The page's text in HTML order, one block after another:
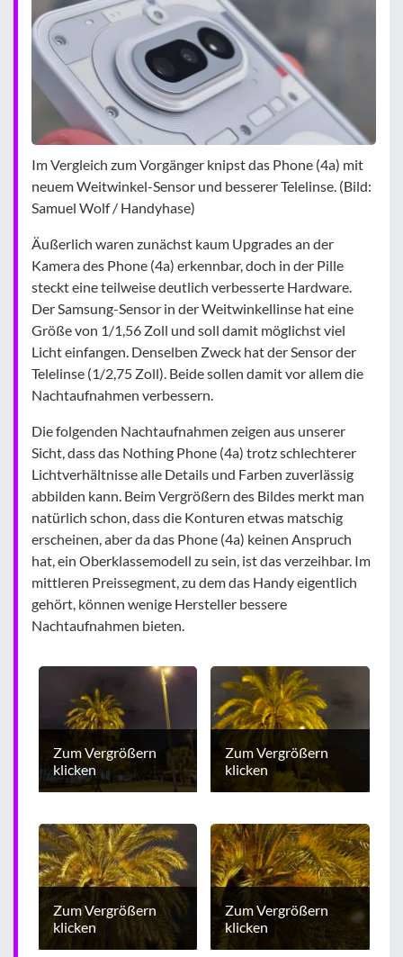
Im Vergleich zum Vorgänger knipst das Phone (4a) mit
neuem Weitwinkel-Sensor und besserer Telelinse. (Bild:
Samuel Wolf / Handyhase)
Äußerlich waren zunächst kaum Upgrades an der
Kamera des Phone (4a) erkennbar, doch in der Pille
steckt eine teilweise deutlich verbesserte Hardware.
Der Samsung-Sensor in der Weitwinkellinse hat eine
Größe von 1/1,56 Zoll und soll damit möglichst viel
Licht einfangen. Denselben Zweck hat der Sensor der
Telelinse (1/2,75 Zoll). Beide sollen damit vor allem die
Nachtaufnahmen verbessern.
Die folgenden Nachtaufnahmen zeigen aus unserer
Sicht, dass das Nothing Phone (4a) trotz schlechterer
Lichtverhältnisse alle Details und Farben zuverlässig
abbilden kann. Beim Vergrößern des Bildes merkt man
natürlich schon, dass die Konturen etwas matschig
erscheinen, aber da das Phone (4a) keinen Anspruch
hat, ein Oberklassemodell zu sein, ist das verzeihbar. Im
mittleren Preissegment, zu dem das Handy eigentlich
gehört, können wenige Hersteller bessere
Nachtaufnahmen bieten.
Zum Vergrößern
klicken
Zum Vergrößern
klicken
Zum Vergrößern
klicken
Zum Vergrößern
klicken